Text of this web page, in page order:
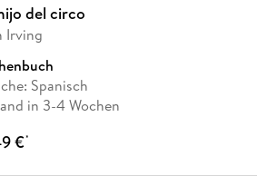
del circo
Irving
Spanisch
in 3-4 Wochen
€*